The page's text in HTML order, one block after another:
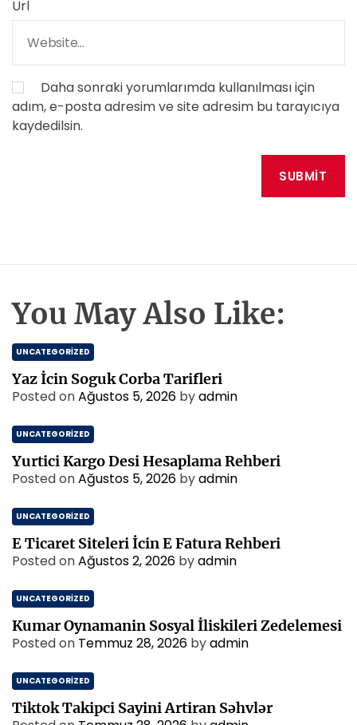
Url
Daha sonraki yorumlarımda kullanılması için
adım, e-posta adresim ve site adresim bu tarayıcıya
kaydedilsin.
You May Also Like:
UNCATEGORIZED
Yaz İcin Soguk Corba Tarifleri
Posted onAğustos 5, 2026 byadmin
UNCATEGORIZED
Yurtici Kargo Desi Hesaplama Rehberi
Posted onAğustos 5, 2026 byadmin
UNCATEGORIZED
E Ticaret Siteleri İcin E Fatura Rehberi
Posted onAğustos 2, 2026 byadmin
UNCATEGORIZED
Kumar Oynamanin Sosyal İliskileri Zedelemesi
Posted on Temmuz 28, 2026 byadmin
UNCATEGORIZED
Tiktok Takipci Sayini Artiran Səhvlər